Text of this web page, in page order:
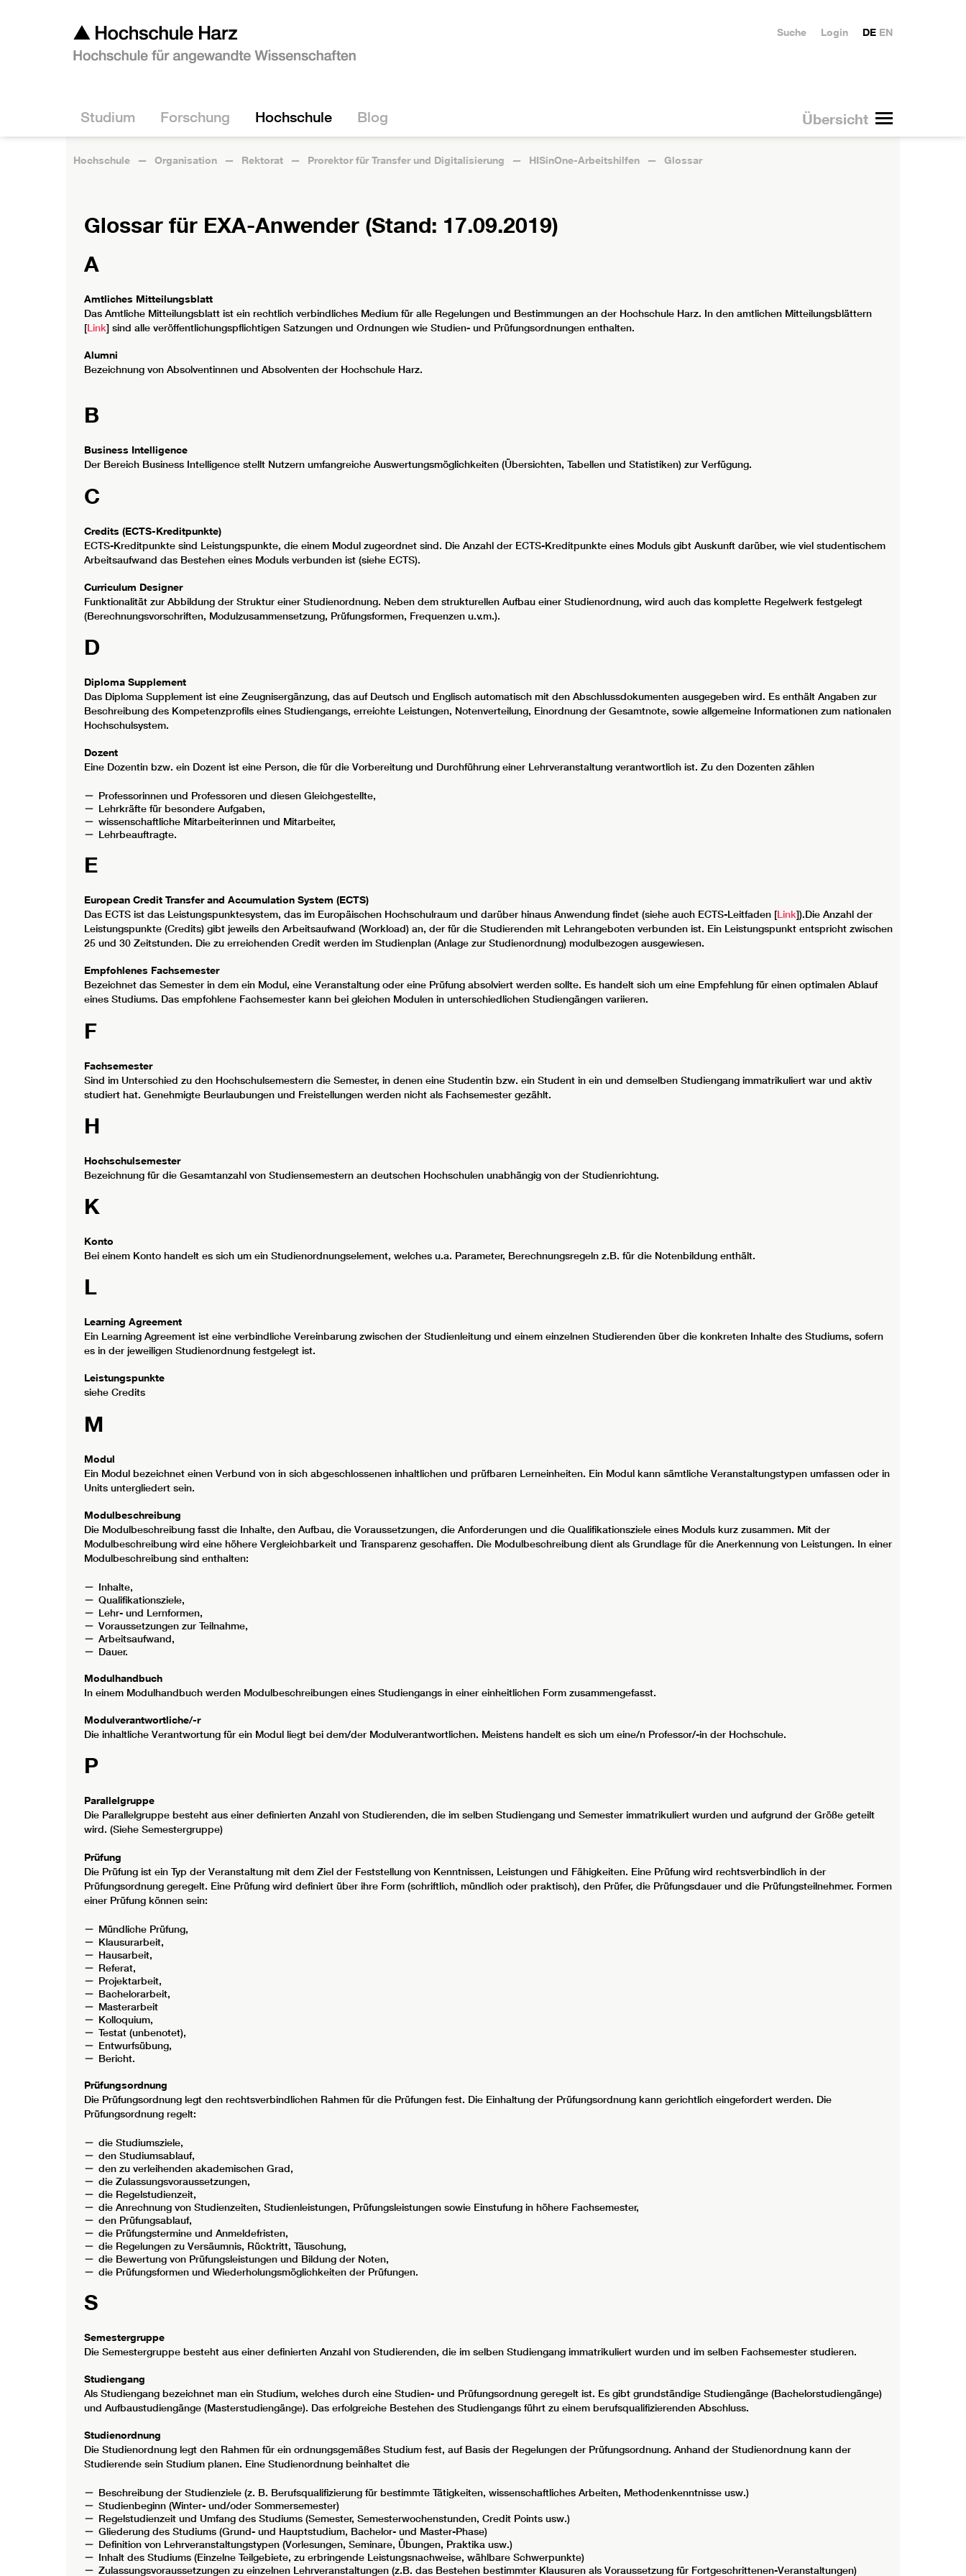
Übersicht
Studium Forschung Hochschule Blog
DE EN
Login
Suche
Hochschule Organisation Rektorat Prorektor für Transfer und Digitalisierung HISinOne-Arbeitshilfen Glossar
Glossar für EXA-Anwender (Stand: 17.09.2019)
A
Amtliches Mitteilungsblatt
Das Amtliche Mitteilungsblatt ist ein rechtlich verbindliches Medium für alle Regelungen und Bestimmungen an der Hochschule Harz. In den amtlichen Mitteilungsblättern
[Link] sind alle veröffentlichungspflichtigen Satzungen und Ordnungen wie Studien- und Prüfungsordnungen enthalten.
Alumni
Bezeichnung von Absolventinnen und Absolventen der Hochschule Harz.
B
Business Intelligence
Der Bereich Business Intelligence stellt Nutzern umfangreiche Auswertungsmöglichkeiten (Übersichten, Tabellen und Statistiken) zur Verfügung.
C
Credits (ECTS-Kreditpunkte)
ECTS-Kreditpunkte sind Leistungspunkte, die einem Modul zugeordnet sind. Die Anzahl der ECTS-Kreditpunkte eines Moduls gibt Auskunft darüber, wie viel studentischem
Arbeitsaufwand das Bestehen eines Moduls verbunden ist (siehe ECTS).
Curriculum Designer
Funktionalität zur Abbildung der Struktur einer Studienordnung. Neben dem strukturellen Aufbau einer Studienordnung, wird auch das komplette Regelwerk festgelegt
(Berechnungsvorschriften, Modulzusammensetzung, Prüfungsformen, Frequenzen u.v.m.).
D
Diploma Supplement
Das Diploma Supplement ist eine Zeugnisergänzung, das auf Deutsch und Englisch automatisch mit den Abschlussdokumenten ausgegeben wird. Es enthält Angaben zur
Beschreibung des Kompetenzprofils eines Studiengangs, erreichte Leistungen, Notenverteilung, Einordnung der Gesamtnote, sowie allgemeine Informationen zum nationalen
Hochschulsystem.
Dozent
Eine Dozentin bzw. ein Dozent ist eine Person, die für die Vorbereitung und Durchführung einer Lehrveranstaltung verantwortlich ist. Zu den Dozenten zählen
Professorinnen und Professoren und diesen Gleichgestellte,
Lehrkräfte für besondere Aufgaben,
wissenschaftliche Mitarbeiterinnen und Mitarbeiter,
Lehrbeauftragte.
E
European Credit Transfer and Accumulation System (ECTS)
Das ECTS ist das Leistungspunktesystem, das im Europäischen Hochschulraum und darüber hinaus Anwendung findet (siehe auch ECTS-Leitfaden [Link]).Die Anzahl der
Leistungspunkte (Credits) gibt jeweils den Arbeitsaufwand (Workload) an, der für die Studierenden mit Lehrangeboten verbunden ist. Ein Leistungspunkt entspricht zwischen
25 und 30 Zeitstunden. Die zu erreichenden Credit werden im Studienplan (Anlage zur Studienordnung) modulbezogen ausgewiesen.
Empfohlenes Fachsemester
Bezeichnet das Semester in dem ein Modul, eine Veranstaltung oder eine Prüfung absolviert werden sollte. Es handelt sich um eine Empfehlung für einen optimalen Ablauf
eines Studiums. Das empfohlene Fachsemester kann bei gleichen Modulen in unterschiedlichen Studiengängen variieren.
F
Fachsemester
Sind im Unterschied zu den Hochschulsemestern die Semester, in denen eine Studentin bzw. ein Student in ein und demselben Studiengang immatrikuliert war und aktiv
studiert hat. Genehmigte Beurlaubungen und Freistellungen werden nicht als Fachsemester gezählt.
H
Hochschulsemester
Bezeichnung für die Gesamtanzahl von Studiensemestern an deutschen Hochschulen unabhängig von der Studienrichtung.
K
Konto
Bei einem Konto handelt es sich um ein Studienordnungselement, welches u.a. Parameter, Berechnungsregeln z.B. für die Notenbildung enthält.
L
Learning Agreement
Ein Learning Agreement ist eine verbindliche Vereinbarung zwischen der Studienleitung und einem einzelnen Studierenden über die konkreten Inhalte des Studiums, sofern
es in der jeweiligen Studienordnung festgelegt ist.
Leistungspunkte
siehe Credits
M
Modul
Ein Modul bezeichnet einen Verbund von in sich abgeschlossenen inhaltlichen und prüfbaren Lerneinheiten. Ein Modul kann sämtliche Veranstaltungstypen umfassen oder in
Units untergliedert sein.
Modulbeschreibung
Die Modulbeschreibung fasst die Inhalte, den Aufbau, die Voraussetzungen, die Anforderungen und die Qualifikationsziele eines Moduls kurz zusammen. Mit der
Modulbeschreibung wird eine höhere Vergleichbarkeit und Transparenz geschaffen. Die Modulbeschreibung dient als Grundlage für die Anerkennung von Leistungen. In einer
Modulbeschreibung sind enthalten:
Inhalte,
Qualifikationsziele,
Lehr- und Lernformen,
Voraussetzungen zur Teilnahme,
Arbeitsaufwand,
Dauer.
Modulhandbuch
In einem Modulhandbuch werden Modulbeschreibungen eines Studiengangs in einer einheitlichen Form zusammengefasst.
Modulverantwortliche/-r
Die inhaltliche Verantwortung für ein Modul liegt bei dem/der Modulverantwortlichen. Meistens handelt es sich um eine/n Professor/-in der Hochschule.
P
Parallelgruppe
Die Parallelgruppe besteht aus einer definierten Anzahl von Studierenden, die im selben Studiengang und Semester immatrikuliert wurden und aufgrund der Größe geteilt
wird. (Siehe Semestergruppe)
Prüfung
Die Prüfung ist ein Typ der Veranstaltung mit dem Ziel der Feststellung von Kenntnissen, Leistungen und Fähigkeiten. Eine Prüfung wird rechtsverbindlich in der
Prüfungsordnung geregelt. Eine Prüfung wird definiert über ihre Form (schriftlich, mündlich oder praktisch), den Prüfer, die Prüfungsdauer und die Prüfungsteilnehmer. Formen
einer Prüfung können sein:
Mündliche Prüfung,
Klausurarbeit,
Hausarbeit,
Referat,
Projektarbeit,
Bachelorarbeit,
Masterarbeit
Kolloquium,
Testat (unbenotet),
Entwurfsübung,
Bericht.
Prüfungsordnung
Die Prüfungsordnung legt den rechtsverbindlichen Rahmen für die Prüfungen fest. Die Einhaltung der Prüfungsordnung kann gerichtlich eingefordert werden. Die
Prüfungsordnung regelt:
die Studiumsziele,
den Studiumsablauf,
den zu verleihenden akademischen Grad,
die Zulassungsvoraussetzungen,
die Regelstudienzeit,
die Anrechnung von Studienzeiten, Studienleistungen, Prüfungsleistungen sowie Einstufung in höhere Fachsemester,
den Prüfungsablauf,
die Prüfungstermine und Anmeldefristen,
die Regelungen zu Versäumnis, Rücktritt, Täuschung,
die Bewertung von Prüfungsleistungen und Bildung der Noten,
die Prüfungsformen und Wiederholungsmöglichkeiten der Prüfungen.
S
Semestergruppe
Die Semestergruppe besteht aus einer definierten Anzahl von Studierenden, die im selben Studiengang immatrikuliert wurden und im selben Fachsemester studieren.
Studiengang
Als Studiengang bezeichnet man ein Studium, welches durch eine Studien- und Prüfungsordnung geregelt ist. Es gibt grundständige Studiengänge (Bachelorstudiengänge)
und Aufbaustudiengänge (Masterstudiengänge). Das erfolgreiche Bestehen des Studiengangs führt zu einem berufsqualifizierenden Abschluss.
Studienordnung
Die Studienordnung legt den Rahmen für ein ordnungsgemäßes Studium fest, auf Basis der Regelungen der Prüfungsordnung. Anhand der Studienordnung kann der
Studierende sein Studium planen. Eine Studienordnung beinhaltet die
Beschreibung der Studienziele (z. B. Berufsqualifizierung für bestimmte Tätigkeiten, wissenschaftliches Arbeiten, Methodenkenntnisse usw.)
Studienbeginn (Winter- und/oder Sommersemester)
Regelstudienzeit und Umfang des Studiums (Semester, Semesterwochenstunden, Credit Points usw.)
Gliederung des Studiums (Grund- und Hauptstudium, Bachelor- und Master-Phase)
Definition von Lehrveranstaltungstypen (Vorlesungen, Seminare, Übungen, Praktika usw.)
Inhalt des Studiums (Einzelne Teilgebiete, zu erbringende Leistungsnachweise, wählbare Schwerpunkte)
Zulassungsvoraussetzungen zu einzelnen Lehrveranstaltungen (z.B. das Bestehen bestimmter Klausuren als Voraussetzung für Fortgeschrittenen-Veranstaltungen)